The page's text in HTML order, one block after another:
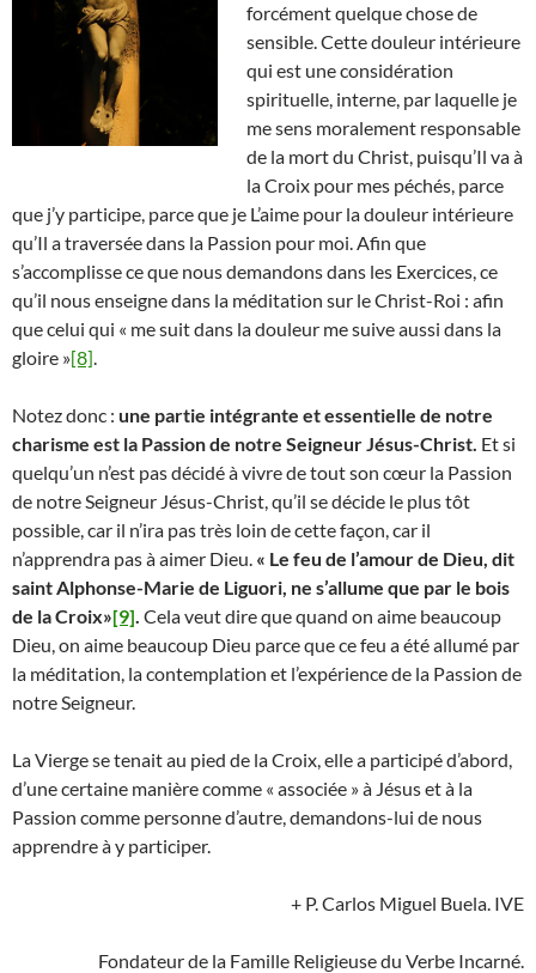
forcément quelque chose de
sensible. Cette douleur intérieure
qui est une considération
spirituelle, interne, par laquelle je
me sens moralement responsable
de la mort du Christ, puisqu’Il va à
la Croix pour mes péchés, parce
que j’y participe, parce que je L’aime pour la douleur intérieure
qu’Il a traversée dans la Passion pour moi. Afin que
s’accomplisse ce que nous demandons dans les Exercices, ce
qu’il nous enseigne dans la méditation sur le Christ-Roi : afin
que celui qui « me suit dans la douleur me suive aussi dans la
gloire »[8].
Notez donc : une partie intégrante et essentielle de notre
charisme est la Passion de notre Seigneur Jésus-Christ. Et si
quelqu’un n’est pas décidé à vivre de tout son cœur la Passion
de notre Seigneur Jésus-Christ, qu’il se décide le plus tôt
possible, car il n’ira pas très loin de cette façon, car il
n’apprendra pas à aimer Dieu. « Le feu de l’amour de Dieu, dit
saint Alphonse-Marie de Liguori, ne s’allume que par le bois
de la Croix»[9]. Cela veut dire que quand on aime beaucoup
Dieu, on aime beaucoup Dieu parce que ce feu a été allumé par
la méditation, la contemplation et l’expérience de la Passion de
notre Seigneur.
La Vierge se tenait au pied de la Croix, elle a participé d’abord,
d’une certaine manière comme « associée » à Jésus et à la
Passion comme personne d’autre, demandons-lui de nous
apprendre à y participer.
+ P. Carlos Miguel Buela. IVE
Fondateur de la Famille Religieuse du Verbe Incarné.